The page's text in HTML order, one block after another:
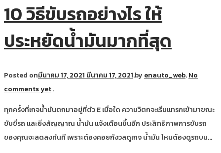
10 วิธีขับรถอย่างไร ให้
ประหยัดน้ำมันมากที่สุด
Posted onมีนาคม 17, 2021 มีนาคม 17, 2021.by enauto_web.No
comments yet.
ทุกครั้งที่เกจน้ำมันตกมาอยู่ที่ตัว E เมื่อใด ความวิตกจะเริ่มแทรกเข้ามาขณะ
ขับขี่รถ และยิ่งสัญญาณ น้ำมัน แจ้งเตือนขึ้นอีก ประสิทธิภาพการขับรถ
ของคุณจะลดลงทันที เพราะต้องคอยกังวลดูเกจ น้ำมัน ไหนต้องดูรถบน…